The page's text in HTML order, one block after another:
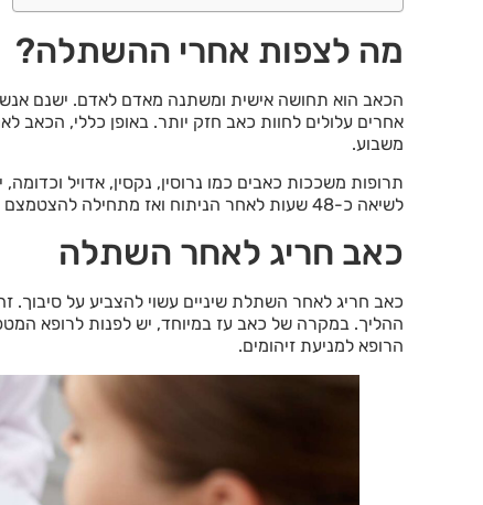
מה לצפות אחרי ההשתלה?
הכאב הוא תחושה אישית ומשתנה מאדם לאדם. ישנם
אחרים עלולים לחוות כאב חזק יותר. באופן כללי, הכאב
משבוע.
תרופות משככות כאבים כמו נרוסין, נקסין, אדויל
לשיאה כ-48 שעות לאחר הניתוח ואז מתחילה להצטמצם יחד עם הכאב.
כאב חריג לאחר השתלה
כאב חריג לאחר השתלת שיניים עשוי להצביע על סיבוך.
ההליך. במקרה של כאב עז במיוחד, יש לפנות לרופא
הרופא למניעת זיהומים.